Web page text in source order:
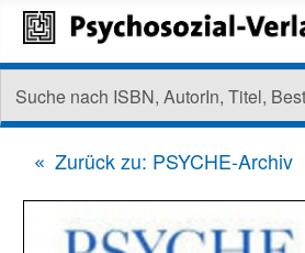
Zurück zu: PSYCHE-Archiv